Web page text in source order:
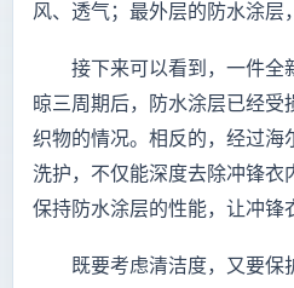
风、透气；最外层的防水涂层
接下来可以看到，一件全
晾三周期后，防水涂层已经受
织物的情况。相反的，经过海
洗护，不仅能深度去除冲锋衣
保持防水涂层的性能，让冲锋
既要考虑清洁度，又要保